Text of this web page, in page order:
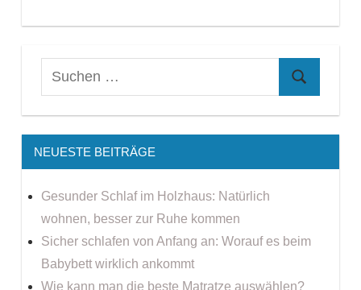
NEUESTE BEITRÄGE
Gesunder Schlaf im Holzhaus: Natürlich
wohnen, besser zur Ruhe kommen
Sicher schlafen von Anfang an: Worauf es beim
Babybett wirklich ankommt
Wie kann man die beste Matratze auswählen?